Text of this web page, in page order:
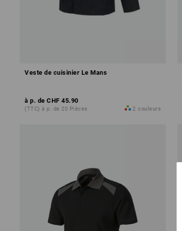
Veste de cuisinier Le Mans
à p. de CHF 45.90
(TTC) à p. de 20 Pièces 2 couleurs